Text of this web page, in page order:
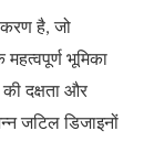
है, जो
भूमिका
दक्षता और
जटिल डिजाइनों